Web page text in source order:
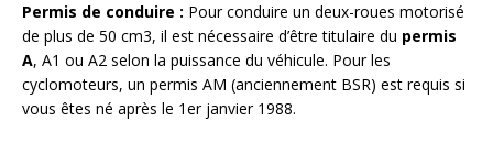
Permis de conduire : Pour conduire un deux-roues motorisé
de plus de 50 cm3, il est nécessaire d’être titulaire du permis
A, A1 ou A2 selon la puissance du véhicule. Pour les
cyclomoteurs, un permis AM (anciennement BSR) est requis si
vous êtes né après le 1er janvier 1988.